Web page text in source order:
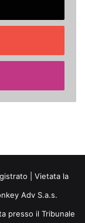
| Vietata la
Adv S.a.s.
presso il Tribunale